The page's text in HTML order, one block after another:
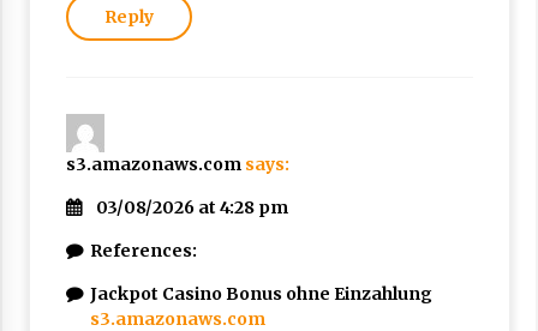
Reply
s3.amazonaws.com says:
03/08/2026 at 4:28 pm
References:
Jackpot Casino Bonus ohne Einzahlung
s3.amazonaws.com